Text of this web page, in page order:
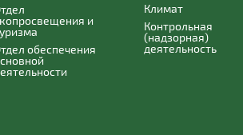
и
обеспечения
Климат
Контрольная
(надзорная)
деятельность